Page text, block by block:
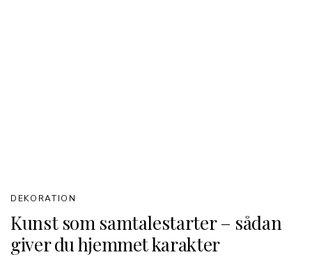
Kunst som samtalestarter – sådan
giver du hjemmet karakter
DEKORATION